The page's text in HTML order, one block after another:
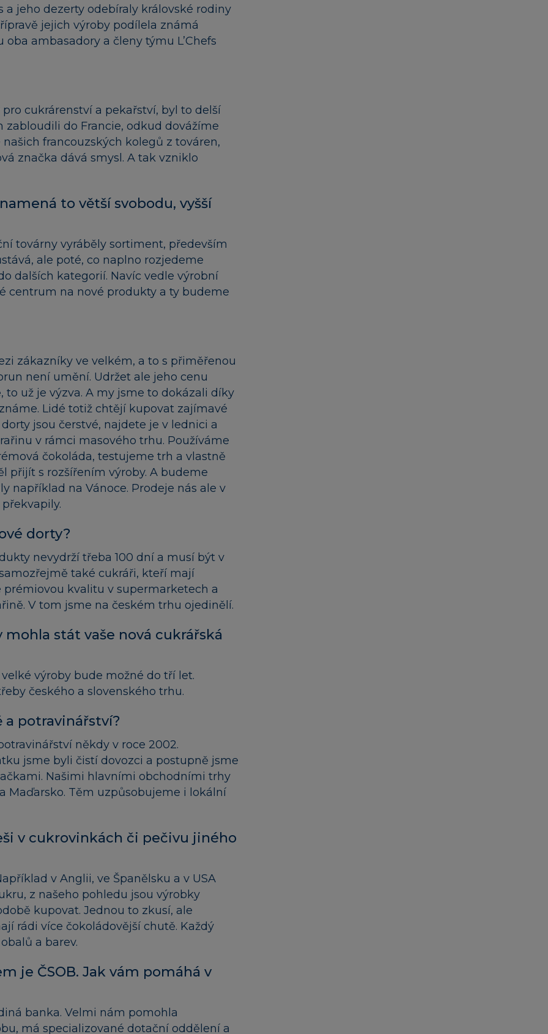
jeho dezerty odebíraly královské rodiny
jejich výroby podílela známá
ambasadory a členy týmu L’Chefs
cukrárenství a pekařství, byl to delší
zabloudili do Francie, odkud dovážíme
francouzských kolegů z továren,
značka dává smysl. A tak vzniklo
to větší svobodu, vyšší
továrny vyráběly sortiment, především
ale poté, co naplno rozjedeme
dalších kategorií. Navíc vedle výrobní
centrum na nové produkty a ty budeme
zákazníky ve velkém, a to s přiměřenou
není umění. Udržet ale jeho cenu
už je výzva. A my jsme to dokázali díky
Lidé totiž chtějí kupovat zajímavé
jsou čerstvé, najdete je v lednici a
v rámci masového trhu. Používáme
čokoláda, testujeme trh a vlastně
přijít s rozšířením výroby. A budeme
například na Vánoce. Prodeje nás ale v
dorty?
nevydrží třeba 100 dní a musí být v
také cukráři, kteří mají
prémiovou kvalitu v supermarketech a
V tom jsme na českém trhu ojedinělí.
stát vaše nová cukrářská
výroby bude možné do tří let.
českého a slovenského trhu.
a potravinářství?
někdy v roce 2002.
jsme byli čistí dovozci a postupně jsme
Našimi hlavními obchodními trhy
Maďarsko. Těm uzpůsobujeme i lokální
v cukrovinkách či pečivu jiného
v Anglii, ve Španělsku a v USA
z našeho pohledu jsou výrobky
kupovat. Jednou to zkusí, ale
rádi více čokoládovější chutě. Každý
a barev.
je ČSOB. Jak vám pomáhá v
banka. Velmi nám pomohla
má specializované dotační oddělení a